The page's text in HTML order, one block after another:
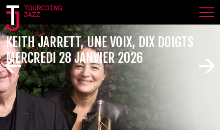
KEITH JARRETT, UNE VOIX, DIX DOIGTS
MERCREDI 28 JANVIER 2026